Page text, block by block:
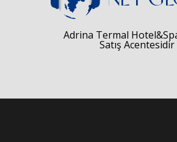
Adrina Termal
Satış Acentesidir